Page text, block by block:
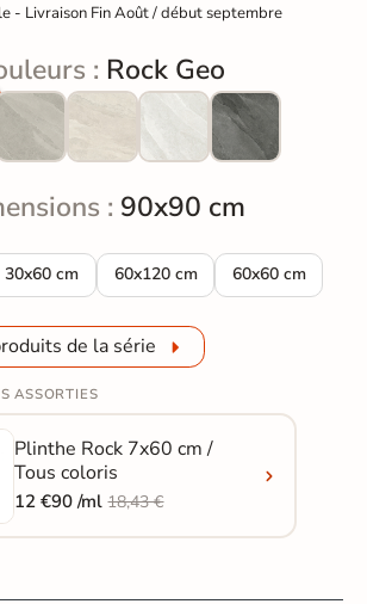
- Livraison Fin Août / début septembre
: Rock Geo
: 90x90 cm
30x60 cm
Carrelage sol effet pierre Rock Geo 30x60 cm
60x120 cm
Carrelage sol effet pierre Rock
60x60 cm
Carrelage sol
de la série
ASSORTIES
Plinthe Rock 7x60 cm /
Tous coloris
12 €90 /ml18,43 €